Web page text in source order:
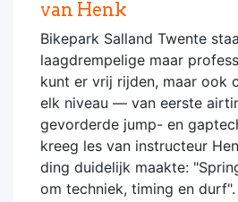
van Henk
Bikepark Salland Twente
laagdrempelige maar
kunt er vrij rijden, maar ook
elk niveau — van eerste
gevorderde jump- en
kreeg les van instructeur
ding duidelijk maakte:
om techniek, timing en durf".